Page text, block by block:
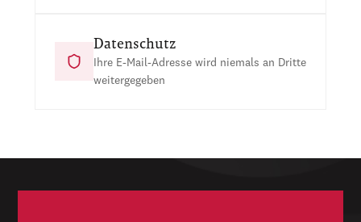
Datenschutz
Ihre E-Mail-Adresse wird niemals an Dritte
weitergegeben